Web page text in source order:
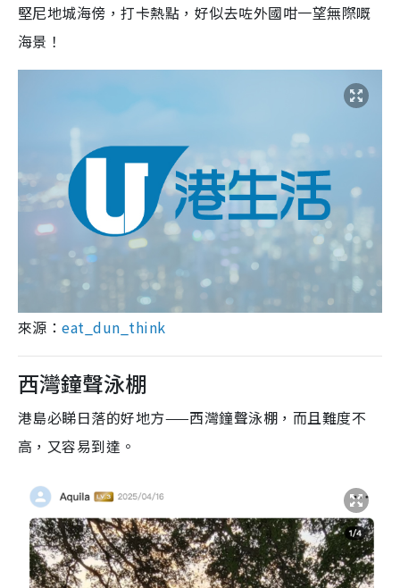
堅尼地城海傍，打卡熱點，好似去咗外國咁一望無際嘅
海景！
來源：eat_dun_think
西灣鐘聲泳棚
港島必睇日落的好地方——西灣鐘聲泳棚，而且難度不
高，又容易到達。